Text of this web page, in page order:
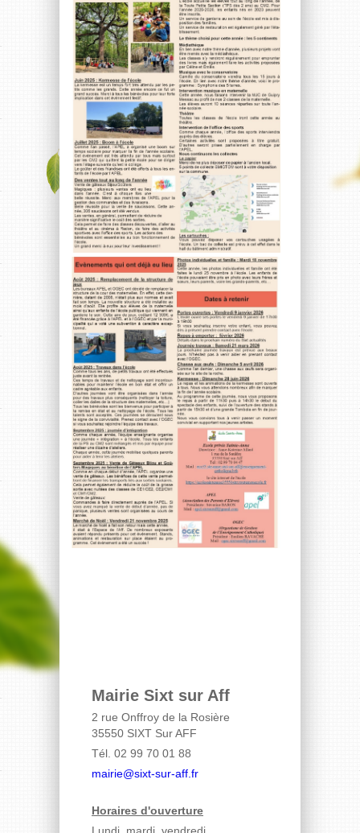
Mairie Sixt sur Aff
2 rue Onffroy de la Rosière
35550 SIXT Sur AFF
Tél. 02 99 70 01 88
mairie@sixt-sur-aff.fr
Horaires d'ouverture